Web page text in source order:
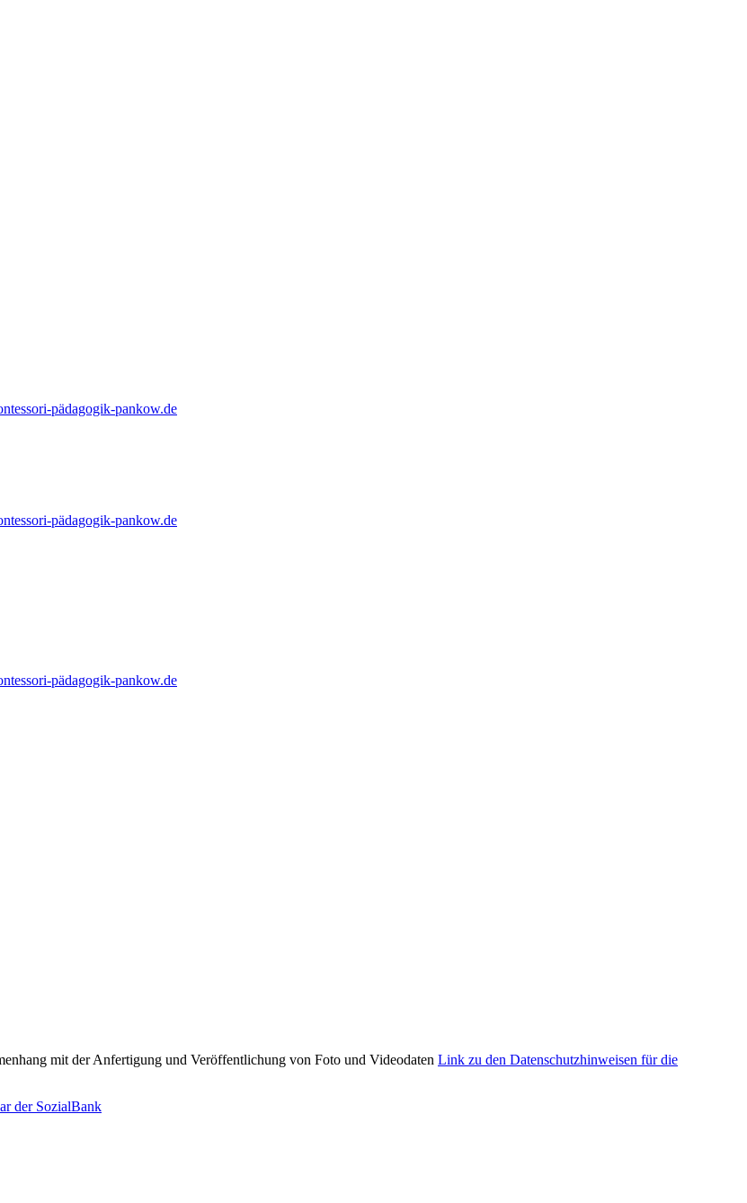
pädagogik-pankow.de
pädagogik-pankow.de
pädagogik-pankow.de
mit der Anfertigung und Veröffentlichung von Foto und Videodaten Link zu den Datenschutzhinweisen für die